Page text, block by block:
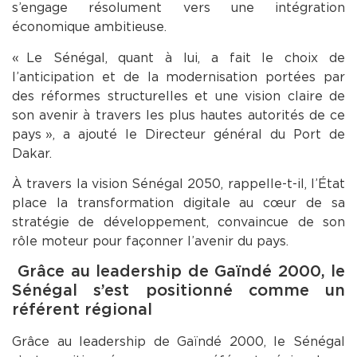
s’engage résolument vers une intégration
économique ambitieuse.
« Le Sénégal, quant à lui, a fait le choix de
l’anticipation et de la modernisation portées par
des réformes structurelles et une vision claire de
son avenir à travers les plus hautes autorités de ce
pays », a ajouté le Directeur général du Port de
Dakar.
À travers la vision Sénégal 2050, rappelle-t-il, l’État
place la transformation digitale au cœur de sa
stratégie de développement, convaincue de son
rôle moteur pour façonner l’avenir du pays.
Grâce au leadership de Gaïndé 2000, le
Sénégal s’est positionné comme un
référent régional
Grâce au leadership de Gaïndé 2000, le Sénégal